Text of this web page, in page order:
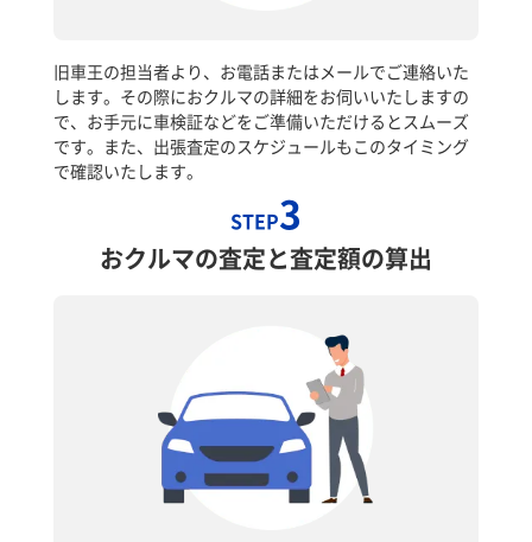
旧車王の担当者より、お電話またはメールでご連絡いた
します。その際におクルマの詳細をお伺いいたしますの
で、お手元に車検証などをご準備いただけるとスムーズ
です。また、出張査定のスケジュールもこのタイミング
で確認いたします。
STEP3
おクルマの査定と査定額の算出